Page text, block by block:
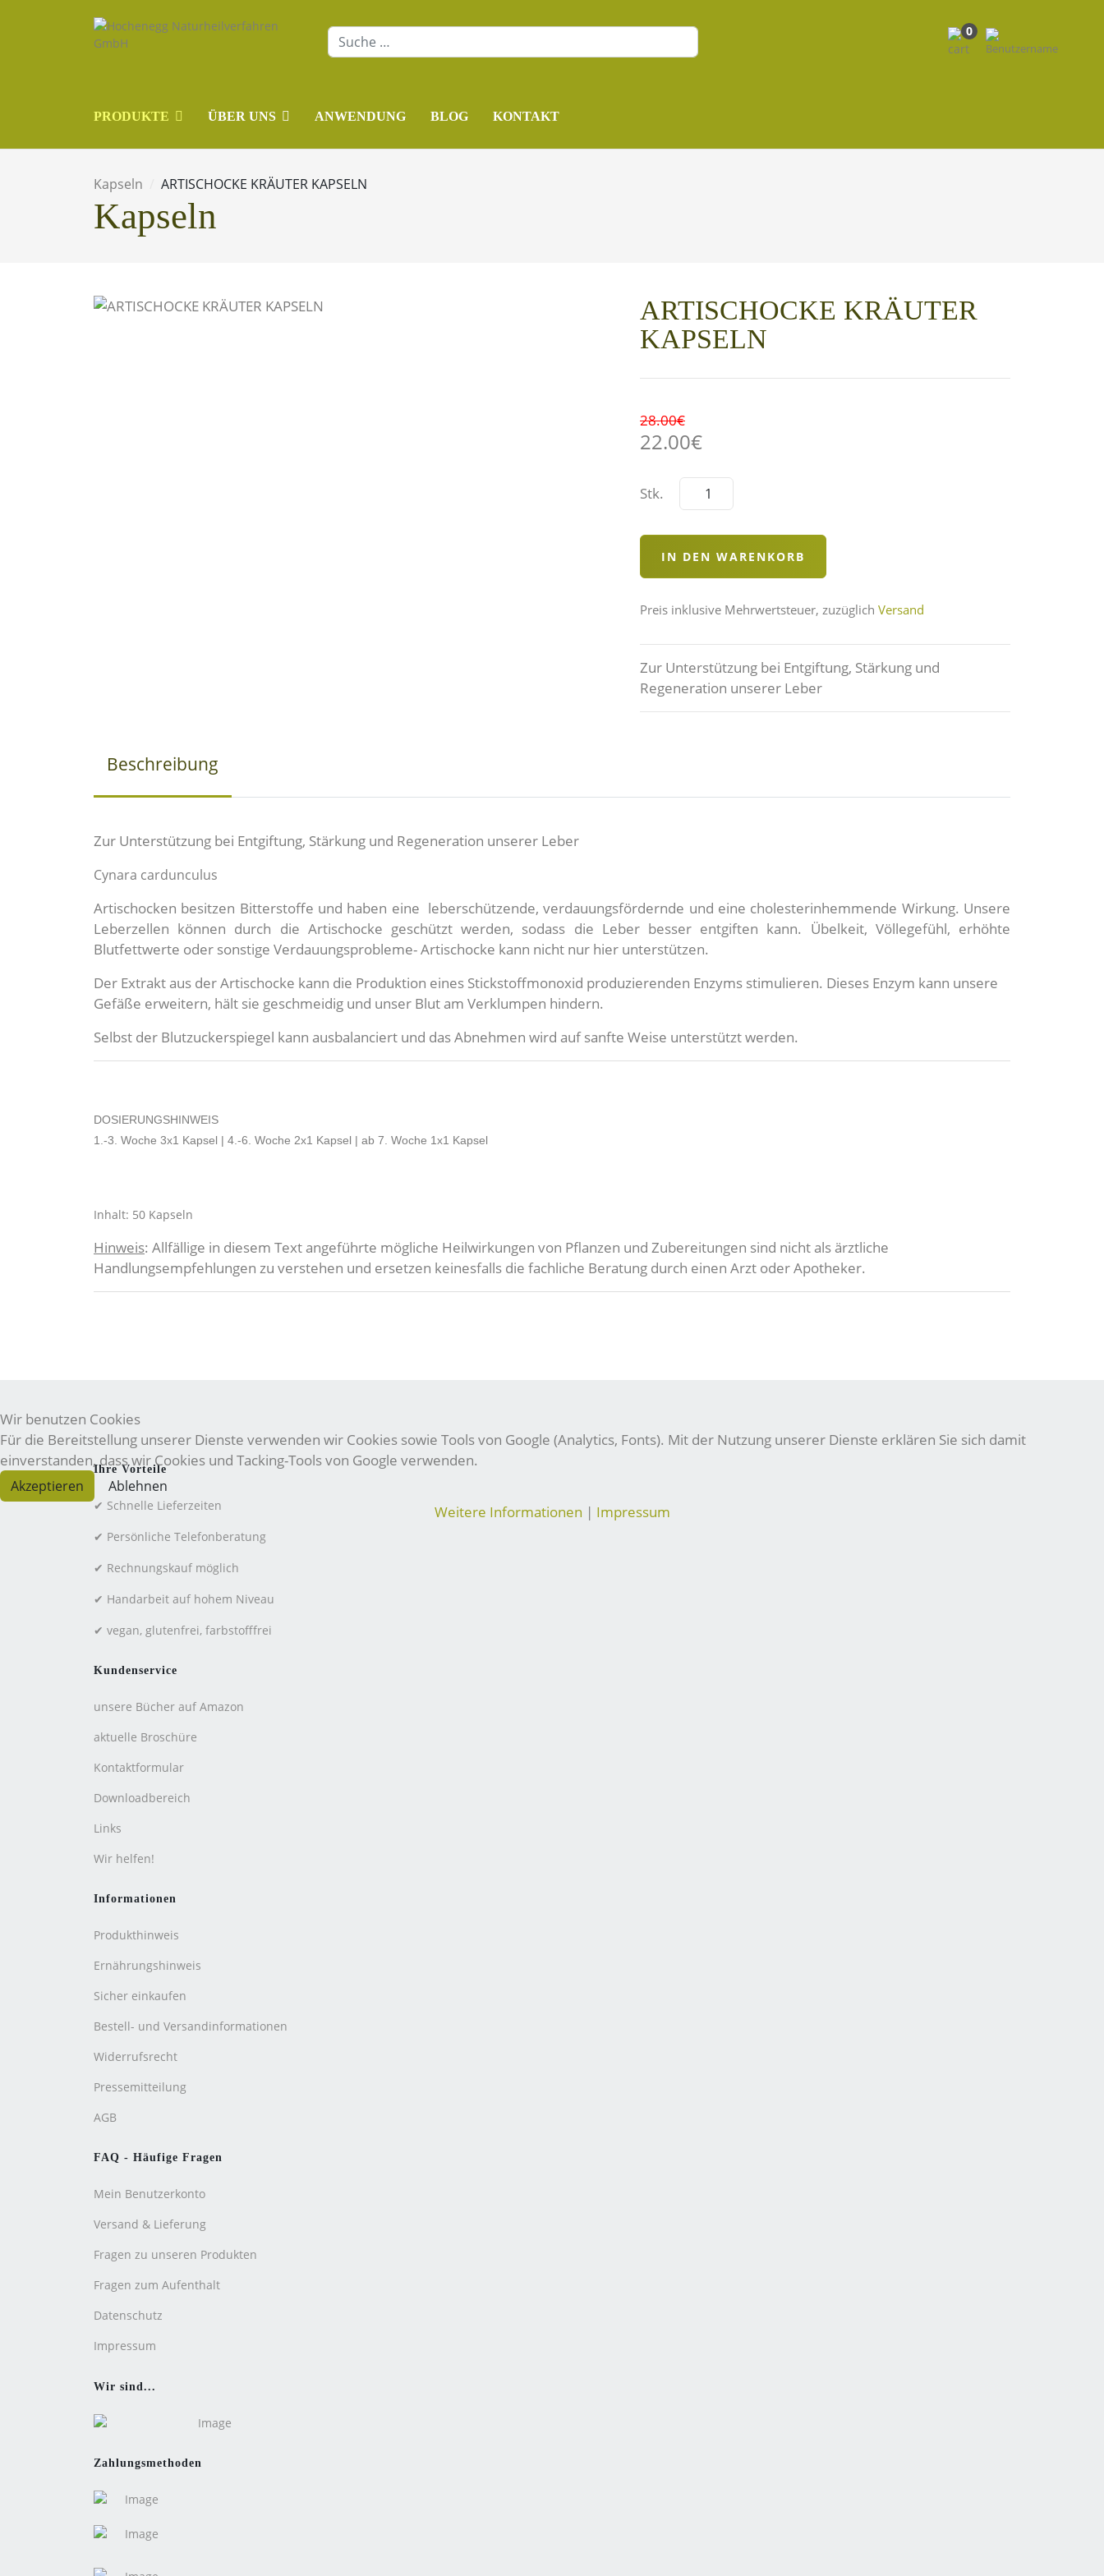
0
PRODUKTE ÜBER UNS ANWENDUNG BLOG KONTAKT
Kapseln ARTISCHOCKE KRÄUTER KAPSELN
Kapseln
ARTISCHOCKE KRÄUTER
KAPSELN
28.00€
22.00€
Stk.
Preis inklusive Mehrwertsteuer, zuzüglich Versand
Zur Unterstützung bei Entgiftung, Stärkung und
Regeneration unserer Leber
Beschreibung
Zur Unterstützung bei Entgiftung, Stärkung und Regeneration unserer Leber
Cynara cardunculus
Artischocken besitzen Bitterstoffe und haben eine leberschützende, verdauungsfördernde und eine cholesterinhemmende Wirkung. Unsere
Leberzellen können durch die Artischocke geschützt werden, sodass die Leber besser entgiften kann. Übelkeit, Völlegefühl, erhöhte
Blutfettwerte oder sonstige Verdauungsprobleme- Artischocke kann nicht nur hier unterstützen.
Der Extrakt aus der Artischocke kann die Produktion eines Stickstoffmonoxid produzierenden Enzyms stimulieren. Dieses Enzym kann unsere
Gefäße erweitern, hält sie geschmeidig und unser Blut am Verklumpen hindern.
Selbst der Blutzuckerspiegel kann ausbalanciert und das Abnehmen wird auf sanfte Weise unterstützt werden.
DOSIERUNGSHINWEIS
1.-3. Woche 3x1 Kapsel | 4.-6. Woche 2x1 Kapsel | ab 7. Woche 1x1 Kapsel
Inhalt: 50 Kapseln
Hinweis: Allfällige in diesem Text angeführte mögliche Heilwirkungen von Pflanzen und Zubereitungen sind nicht als ärztliche
Handlungsempfehlungen zu verstehen und ersetzen keinesfalls die fachliche Beratung durch einen Arzt oder Apotheker.
Ihre Vorteile
✔ Schnelle Lieferzeiten
✔ Persönliche Telefonberatung
✔ Rechnungskauf möglich
✔ Handarbeit auf hohem Niveau
✔ vegan, glutenfrei, farbstofffrei
Kundenservice
unsere Bücher auf Amazon
aktuelle Broschüre
Kontaktformular
Downloadbereich
Links
Wir helfen!
Informationen
Produkthinweis
Ernährungshinweis
Sicher einkaufen
Bestell- und Versandinformationen
Widerrufsrecht
Pressemitteilung
AGB
FAQ - Häufige Fragen
Mein Benutzerkonto
Versand & Lieferung
Fragen zu unseren Produkten
Fragen zum Aufenthalt
Datenschutz
Impressum
Wir sind...
Zahlungsmethoden
Wir benutzen Cookies
Für die Bereitstellung unserer Dienste verwenden wir Cookies sowie Tools von Google (Analytics, Fonts). Mit der Nutzung unserer Dienste erklären Sie sich damit
einverstanden, dass wir Cookies und Tacking-Tools von Google verwenden.
Akzeptieren Ablehnen
Weitere Informationen | Impressum